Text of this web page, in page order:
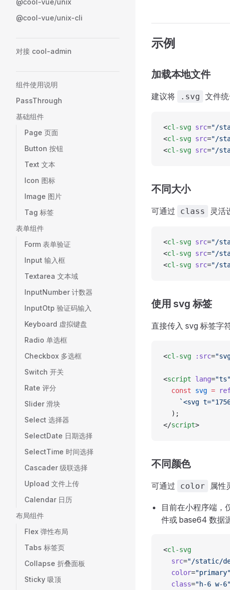
@cool-vue/unix-cli
对接 cool-admin
组件使用说明
PassThrough
基础组件
Page 页面
Button 按钮
Text 文本
Icon 图标
Image 图片
Tag 标签
表单组件
Form 表单验证
Input 输入框
Textarea 文本域
InputNumber 计数器
InputOtp 验证码输入
Keyboard 虚拟键盘
Radio 单选框
Checkbox 多选框
Switch 开关
Rate 评分
Slider 滑块
Select 选择器
SelectDate 日期选择
SelectTime 时间选择
Cascader 级联选择
Upload 文件上传
Calendar 日历
布局组件
Flex 弹性布局
Tabs 标签页
Collapse 折叠面板
Sticky 吸顶
示例
加载本地文件
建议将 .svg 文件
<cl-svg src="/
<cl-svg src="/
<cl-svg src="/
不同大小
可通过 class 灵活
<cl-svg src="/
<cl-svg src="/
<cl-svg src="/
使用 svg 标签
直接传入 svg 标签字
<cl-svg :src=
<script lang="ts"
  const
svg =
`<svg
  );
</script>
不同颜色
可通过 color 属性
目前在小程序端，
件或 base64 数据
<cl-svg
  src
="/static/
  color
="primary"
  class
="h-6 w-6"